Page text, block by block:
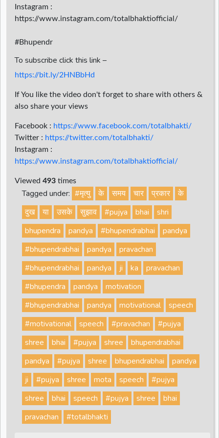
Instagram :
https://www.instagram.com/totalbhaktiofficial/
#Bhupendr
To subscribe click this link –
https://bit.ly/2HNBbHd
If You like the video don't forget to share with others &
also share your views
Facebook : https://www.facebook.com/totalbhakti/
Twitter : https://twitter.com/totalbhakti/
Instagram :
https://www.instagram.com/totalbhaktiofficial/
Viewed 493 times
Tagged under: #मृत्यु के समय चार प्रकार
के
दुख
या उसके सुझाव #pujya bhai
shri
bhupendra
pandya #bhupendrabhai
pandya
#bhupendrabhai
pandya
pravachan
#bhupendrabhai
pandya ji ka
pravachan
#bhupendra
pandya
motivation
#bhupendrabhai
pandya motivational
speech
#motivational
speech #pravachan
#pujya
shree
bhai #pujya shree
bhupendrabhai
pandya
#pujya shree bhupendrabhai
pandya
ji
#pujya shree mota speech
#pujya
shree
bhai speech #pujya shree
bhai
pravachan
#totalbhakti